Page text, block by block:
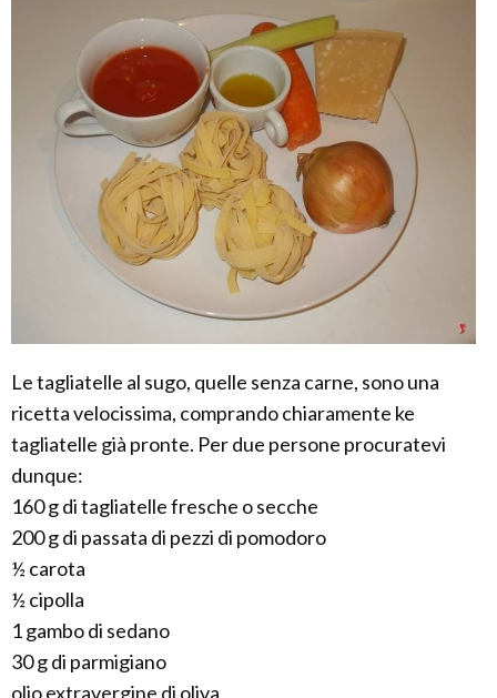
Le tagliatelle al sugo, quelle senza carne, sono una
ricetta velocissima, comprando chiaramente ke
tagliatelle già pronte. Per due persone procuratevi
dunque:
160 g di tagliatelle fresche o secche
200 g di passata di pezzi di pomodoro
½ carota
½ cipolla
1 gambo di sedano
30 g di parmigiano
olio extravergine di oliva